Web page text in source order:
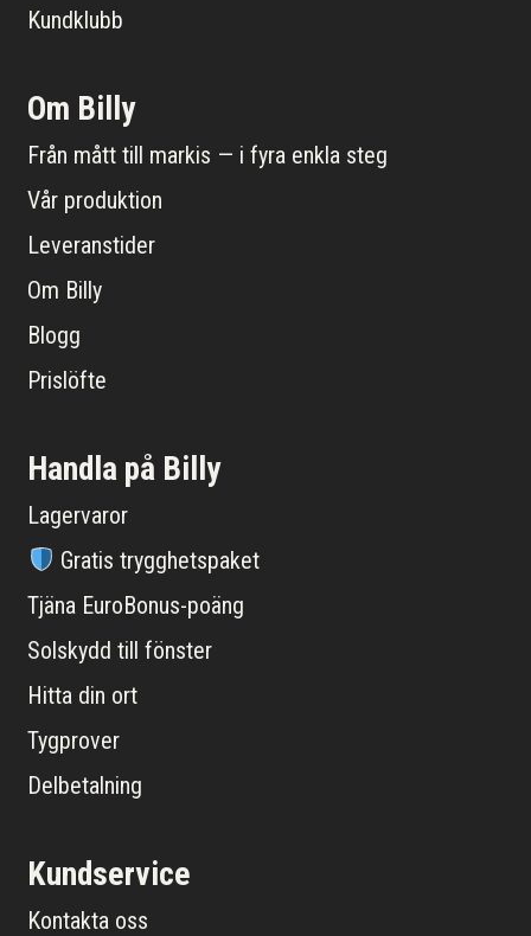
Kundklubb
Om Billy
Från mått till markis — i fyra enkla steg
Vår produktion
Leveranstider
Om Billy
Blogg
Prislöfte
Handla på Billy
Lagervaror
Gratis trygghetspaket
Tjäna EuroBonus-poäng
Solskydd till fönster
Hitta din ort
Tygprover
Delbetalning
Kundservice
Kontakta oss